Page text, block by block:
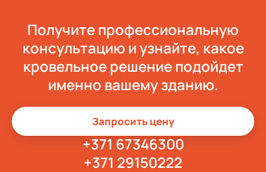
Получите профессиональную
консультацию и узнайте, какое
кровельное решение подойдет
именно вашему зданию.
Запросить цену
+371 67346300
+371 29150222